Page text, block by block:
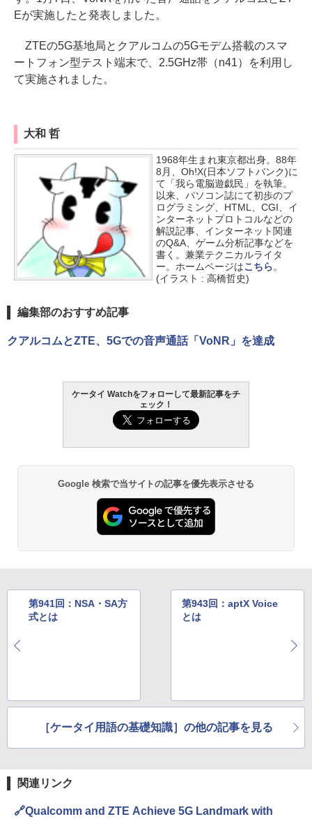
Eが実施したと発表しました。
ZTEの5G基地局とクアルコムの5Gモデム搭載のスマ
ートフォン型テスト端末で、2.5GHz帯（n41）を利用し
て実施されました。
大和 哲
1968年生まれ東京都出身。88年
8月、Oh!X(日本ソフトバンク)に
て「我ら電脳遊戯民」を執筆。
以来、パソコン誌にて初歩のプ
ログラミング、HTML、CGI、イ
ンターネットプロトコルなどの
解説記事、インターネット関連
のQ&A、ゲーム分析記事などを
書く。兼業テクニカルライタ
ー。ホームページはこちら。
(イラスト : 高橋哲史)
編集部のおすすめ記事
クアルコムとZTE、5Gでの音声通話「VoNR」を達成
ケータイ Watchをフォローして最新記事をチ
ェック！
Google 検索で当サイトの記事を優先表示させる
第941回：NSA・SA方
式とは
第943回：aptX Voice
とは
［ケータイ用語の基礎知識］の他の記事を見る
関連リンク
🔗Qualcomm and ZTE Achieve 5G Landmark with